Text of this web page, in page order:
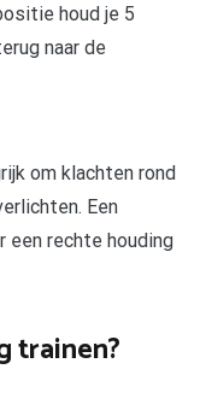
houd je 5
naar de
om klachten rond
Een
een rechte houding
trainen?